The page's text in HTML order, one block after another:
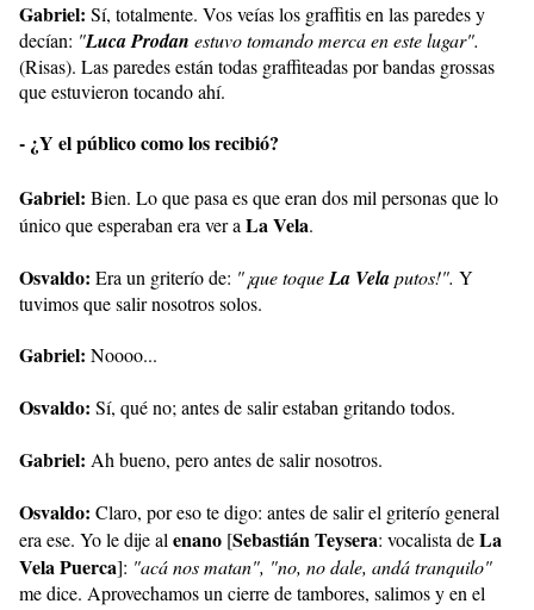
Gabriel: Sí, totalmente. Vos veías los graffitis en las paredes y
decían: "Luca Prodan estuvo tomando merca en este lugar".
(Risas). Las paredes están todas graffiteadas por bandas grossas
que estuvieron tocando ahí.
- ¿Y el público como los recibió?
Gabriel: Bien. Lo que pasa es que eran dos mil personas que lo
único que esperaban era ver aLa Vela.
Osvaldo: Era un griterío de: "¡que toqueLa Velaputos!". Y
tuvimos que salir nosotros solos.
Gabriel: Noooo...
Osvaldo: Sí, qué no; antes de salir estaban gritando todos.
Gabriel: Ah bueno, pero antes de salir nosotros.
Osvaldo: Claro, por eso te digo: antes de salir el griterío general
era ese. Yo le dije alenano [Sebastián Teysera: vocalista deLa
Vela Puerca]: "acá nos matan", "no, no dale, andá tranquilo"
me dice. Aprovechamos un cierre de tambores, salimos y en el